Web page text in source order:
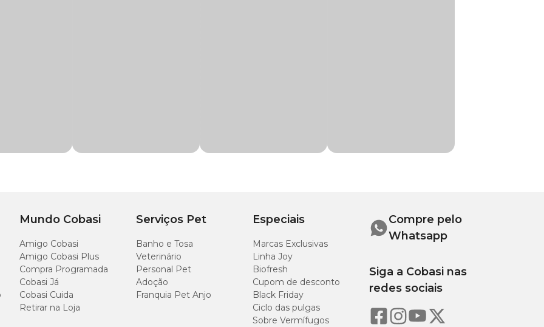
de Potássio, Ácido Propiônico, Ácido Cítrico, Caramelo IV, Taurina, Vitaminas (Retinol,
10%
Mundo Cobasi
Amigo Cobasi
Amigo Cobasi Plus
Compra Programada
Cobasi Já
Cobasi Cuida
Retirar na Loja
Serviços Pet
Banho e Tosa
Veterinário
Personal Pet
Adoção
Franquia Pet Anjo
Especiais
Marcas Exclusivas
Linha Joy
Biofresh
Cupom de desconto
Black Friday
Ciclo das pulgas
Sobre Vermífugos
Compre pelo
Whatsapp
Siga a Cobasi nas
redes sociais